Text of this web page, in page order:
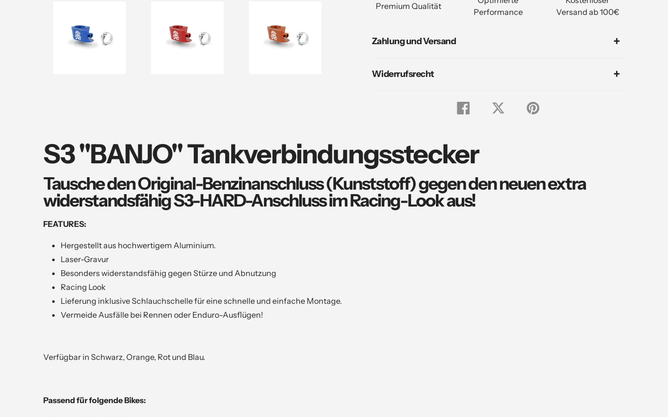
in
hinzufügen
Premium Qualität
Performance
Versand ab 100€
Zahlung und Versand
Widerrufsrecht
Auf
Facebook
Tweet
auf
Pin
auf
S3 "BANJO" Tankverbindungsstecker
Tausche den Original-Benzinanschluss (Kunststoff) gegen den neuenextra
widerstandsfähigS3-HARD-Anschluss im Racing-Look aus!
FEATURES:
Hergestellt aus hochwertigem Aluminium.
Laser-Gravur
Besonders widerstandsfähig gegen Stürze und Abnutzung
Racing Look
Lieferung inklusive Schlauchschelle für eine schnelle und einfache Montage.
Vermeide Ausfälle bei Rennen oder Enduro-Ausflügen!
Verfügbar in Schwarz, Orange, Rot und Blau.
Passend für folgende Bikes: